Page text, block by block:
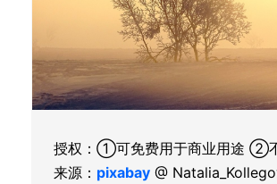
授权：①可免费用于商业用途 ②
来源： pixabay @